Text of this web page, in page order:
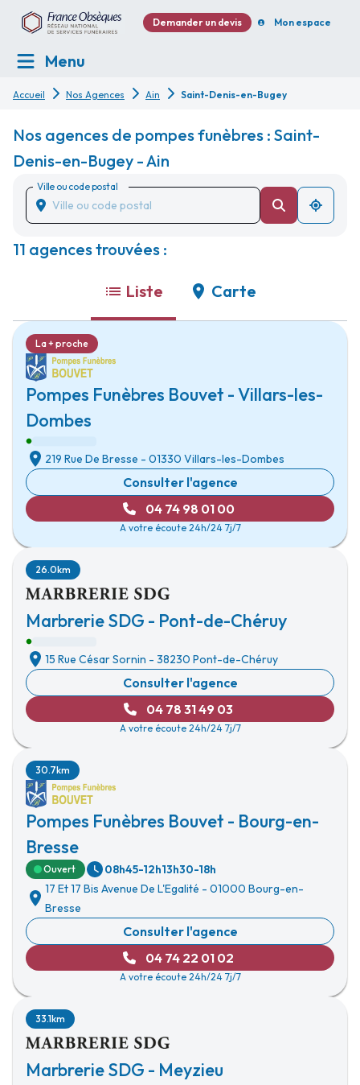
Demander un devis Mon espace
Menu
Accueil Nos Agences Ain Saint-Denis-en-Bugey
Nos agences de pompes funèbres : Saint-
Denis-en-Bugey - Ain
Ville ou code postal
11 agences trouvées :
Liste Carte
Pompes Funèbres Bouvet - Villars-les-
Dombes
La + proche
219 Rue De Bresse - 01330 Villars-les-Dombes
Consulter l'agence
04 74 98 01 00
A votre écoute 24h/24 7j/7
Marbrerie SDG - Pont-de-Chéruy
26.0km
15 Rue César Sornin - 38230 Pont-de-Chéruy
Consulter l'agence
04 78 31 49 03
A votre écoute 24h/24 7j/7
Pompes Funèbres Bouvet - Bourg-en-
Bresse
30.7km
Ouvert 08h45-12h13h30-18h
17 Et 17 Bis Avenue De L'Egalité - 01000 Bourg-en-
Bresse
Consulter l'agence
04 74 22 01 02
A votre écoute 24h/24 7j/7
Marbrerie SDG - Meyzieu
33.1km